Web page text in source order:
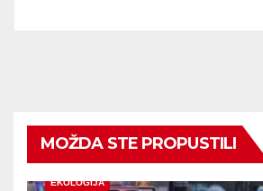
MOŽDA STE PROPUSTILI
EKOLOGIJA